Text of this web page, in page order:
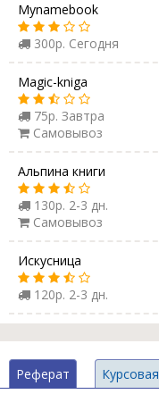
Mynamebook
300р. Сегодня
Magic-kniga
75р. Завтра
Самовывоз
Альпина книги
130р. 2-3 дн.
Самовывоз
Искусница
120р. 2-3 дн.
Реферат Курсовая